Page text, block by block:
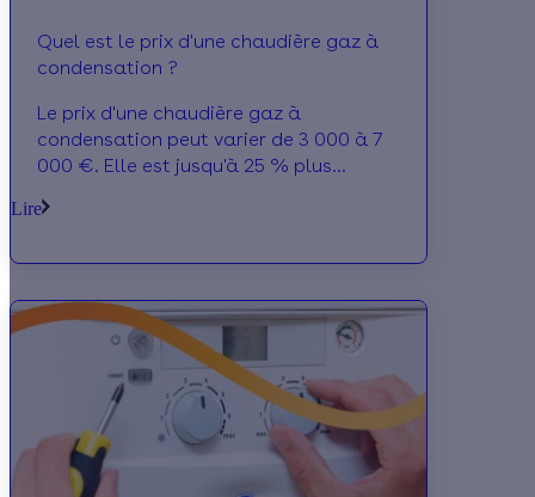
Quel est le prix d'une chaudière gaz à
condensation ?
Le prix d'une chaudière gaz à
condensation peut varier de 3 000 à 7
000 €. Elle est jusqu'à 25 % plus
classique qui ne condense pas.
Lire